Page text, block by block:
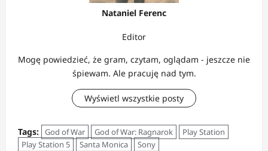
Nataniel Ferenc
Editor
Mogę powiedzieć, że gram, czytam, oglądam - jeszcze nie
śpiewam. Ale pracuję nad tym.
Wyświetl wszystkie posty
Tags: God of War God of War: Ragnarok
Play Station
Play Station 5
Santa Monica Sony